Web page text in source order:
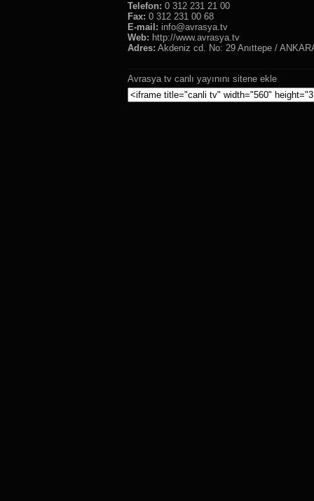
Telefon: 0 312 231 21 00
Fax: 0 312 231 00 68
E-mail: info@avrasya.tv
Web: http://www.avrasya.tv
Adres: Akdeniz cd. No: 29 Anıttepe /
Avrasya tv canlı yayınını sitene ekle